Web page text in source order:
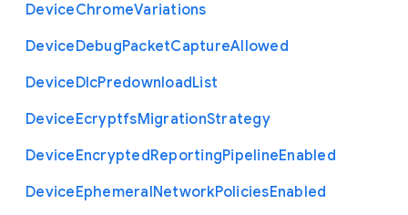
DeviceChromeVariations
DeviceDebugPacketCaptureAllowed
DeviceDlcPredownloadList
DeviceEcryptfsMigrationStrategy
DeviceEncryptedReportingPipelineEnabled
DeviceEphemeralNetworkPoliciesEnabled